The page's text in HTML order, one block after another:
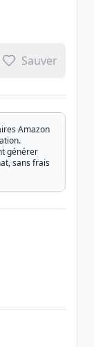
Sauver
Amazon
générer
sans frais
par Email